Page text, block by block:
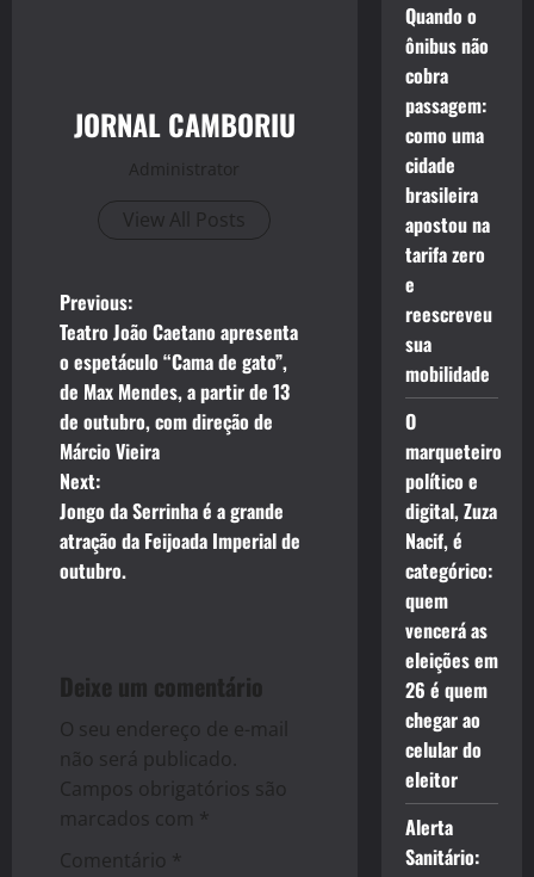
JORNAL CAMBORIU
Administrator
View All Posts
P
o
s
t
n
a
g
a
t
i
Previous:
Teatro João Caetano apresenta
o espetáculo “Cama de gato”,
de Max Mendes, a partir de 13
de outubro, com direção de
Márcio Vieira
Next:
Jongo da Serrinha é a grande
atração da Feijoada Imperial de
outubro.
Deixe um comentário
O seu endereço de e-mail
não será publicado.
Campos obrigatórios são
marcados com *
Comentário *
Quando o
ônibus não
cobra
passagem:
como uma
cidade
brasileira
apostou na
tarifa zero
e
reescreveu
sua
mobilidade
O
marqueteiro
político e
digital, Zuza
Nacif, é
categórico:
quem
vencerá as
eleições em
26 é quem
chegar ao
celular do
eleitor
Alerta
Sanitário: